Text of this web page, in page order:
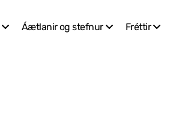
Áætlanir og stefnur Fréttir